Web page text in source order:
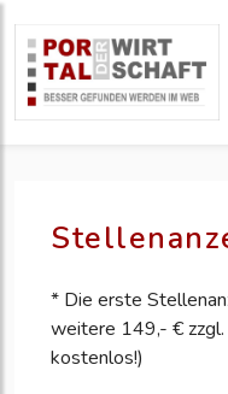
* Die erste
weitere 149,- €
kostenlos!)